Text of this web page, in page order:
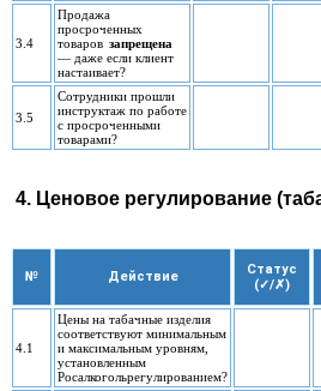
3.4
Продажа
просроченных
товаров запрещена
— даже если клиент
настаивает?
3.5
Сотрудники прошли
инструктаж по работе
с просроченными
товарами?
4. Ценовое регулирование
№ Действие
Статус
(✓/✗)
4.1
Цены на табачные изделия
соответствуют минимальным
и максимальным уровням,
установленным
Росалкогольрегулированием?